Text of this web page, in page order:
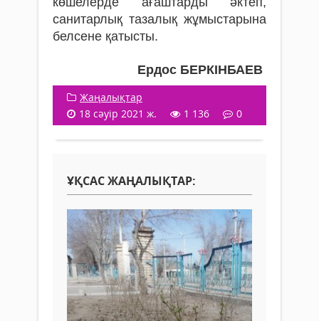
санитарлық тазалық жұмыстарына
белсене қатысты.
Ердос БЕРКІНБАЕВ
Жаңалықтар
18 сәуір 2021 ж.
1 136 0
ҰҚСАС ЖАҢАЛЫҚТАР: